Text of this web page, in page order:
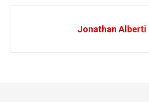
Jonathan Alberti